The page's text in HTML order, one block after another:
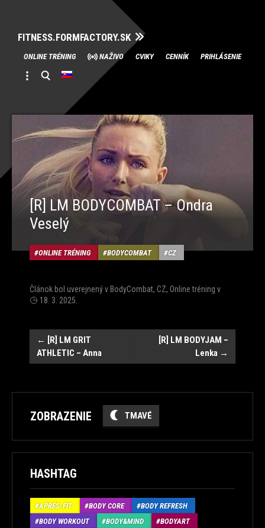
FITNESS.FORMFACTORY.SK
Skip
to
content
ONLINE TRÉNING NAŽIVO CVIKY CENNÍK PRIHLÁSENIE
[R] LM BODYCOMBAT – Ondra
Veselý
ONLINE TRÉNING BODYCOMBAT CZ
Článok bol uverejnený vBodyCombat, CZ, Online tréning v
18. 3. 2025
Post
navigation
← [R] LM GRIT
ATHLETIC – Anna
[R] LM BODYJAM –
Lenka →
ZOBRAZENIE TMAVÉ
HASHTAG
APRÉS-FIT BODY CORE
BODY REFRESH
BODY WORKOUT
BODY&MIND
BODYART